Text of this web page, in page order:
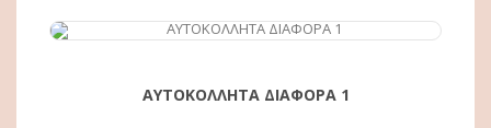
ΑΓΟΡΆ
ΑΥΤΟΚΟΛΛΗΤΑ ΔΙΑΦΟΡΑ 1